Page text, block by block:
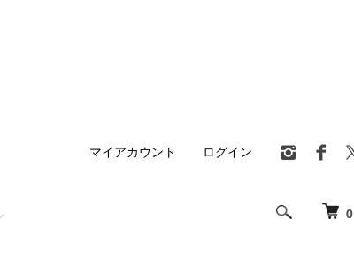
0
マイアカウント ログイン